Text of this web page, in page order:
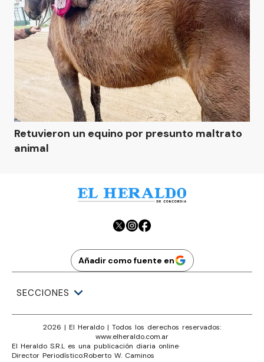
Retuvieron un equino por presunto maltrato
animal
Añadir como fuente en
SECCIONES
2026 | El Heraldo | Todos los derechos reservados:
www.elheraldo.com.ar
El Heraldo S.R.L es una publicación diaria online·
Director Periodístico:Roberto W. Caminos